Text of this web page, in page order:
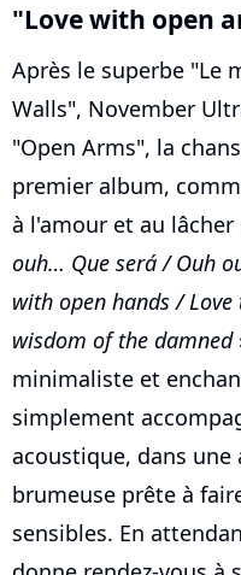
"Love with open
Après le superbe "Le
Walls", November
"Open Arms", la
premier album,
à l'amour et au lâcher
ouh… Que será / Ouh
with open hands /
wisdom of the damned
minimaliste et
simplement
acoustique, dans une
brumeuse prête à
sensibles. En